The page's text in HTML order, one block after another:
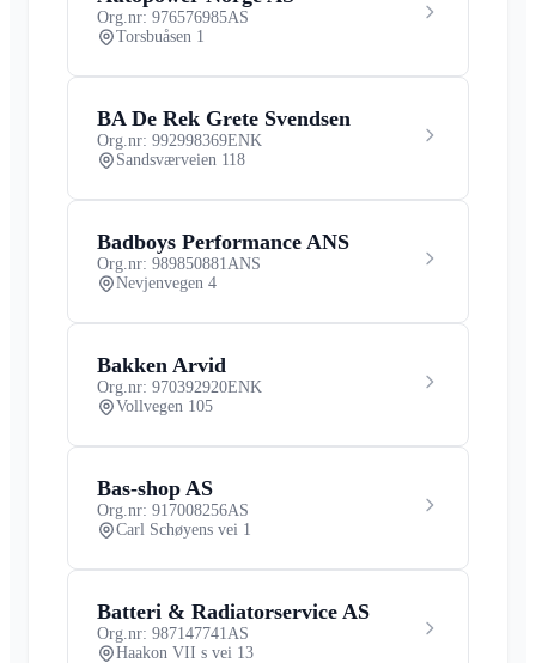
Org.nr: 976576985AS
Torsbuåsen 1
BA De Rek Grete Svendsen
Org.nr: 992998369ENK
Sandsværveien 118
Badboys Performance ANS
Org.nr: 989850881 ANS
Nevjenvegen 4
Bakken Arvid
Org.nr: 970392920ENK
Vollvegen 105
Bas-shop AS
Org.nr: 917008256AS
Carl Schøyens vei 1
Batteri & Radiatorservice AS
Org.nr: 987147741 AS
Haakon VII s vei 13